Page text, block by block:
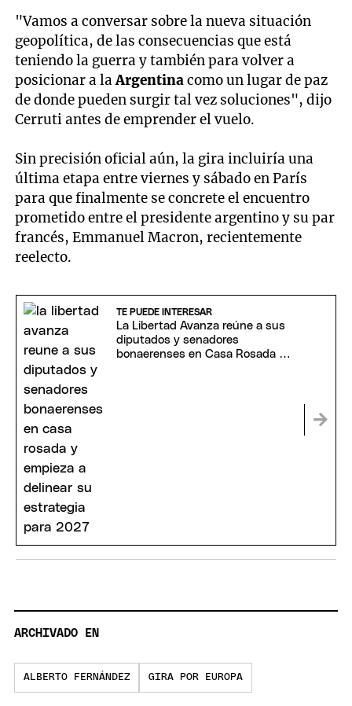
"Vamos a conversar sobre la nueva situación
geopolítica, de las consecuencias que está
teniendo la guerra y también para volver a
posicionar a laArgentinacomo un lugar de paz
de donde pueden surgir tal vez soluciones", dijo
Cerruti antes de emprender el vuelo.
Sin precisión oficial aún, la gira incluiría una
última etapa entre viernes y sábado en París
para que finalmente se concrete el encuentro
prometido entre el presidente argentino y su par
francés, Emmanuel Macron, recientemente
reelecto.
TE PUEDE INTERESAR
La Libertad Avanza reúne a sus
diputados y senadores
bonaerenses en Casa Rosada y
ARCHIVADO EN
ALBERTO FERNÁNDEZ GIRA POR EUROPA